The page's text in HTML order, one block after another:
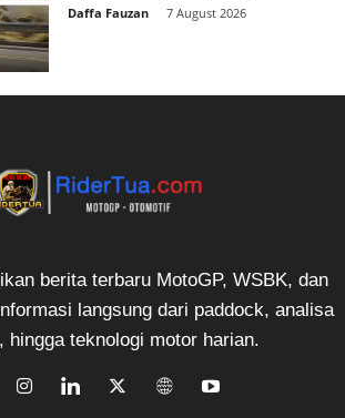
Daffa Fauzan 7 August 2026
berita terbaru MotoGP, WSBK, dan
langsung dari paddock, analisa
hingga teknologi motor harian.